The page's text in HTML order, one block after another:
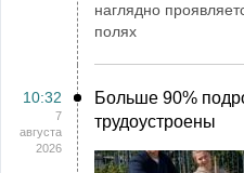
наглядно
полях
10:32
7
августа
2026
Больше 90%
трудоустроены